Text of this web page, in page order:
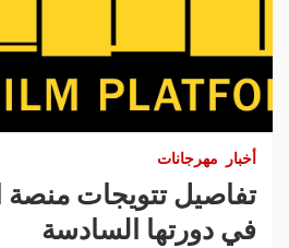
أخبار مهرجانات
تفاصيل تتويجات منصة
في دورتها السادسة